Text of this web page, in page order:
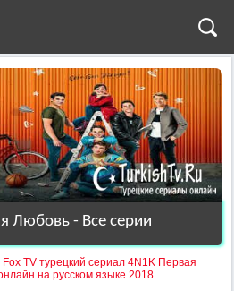
Любовь - Все серии
TV турецкий сериал 4N1K Первая
на русском языке 2018.